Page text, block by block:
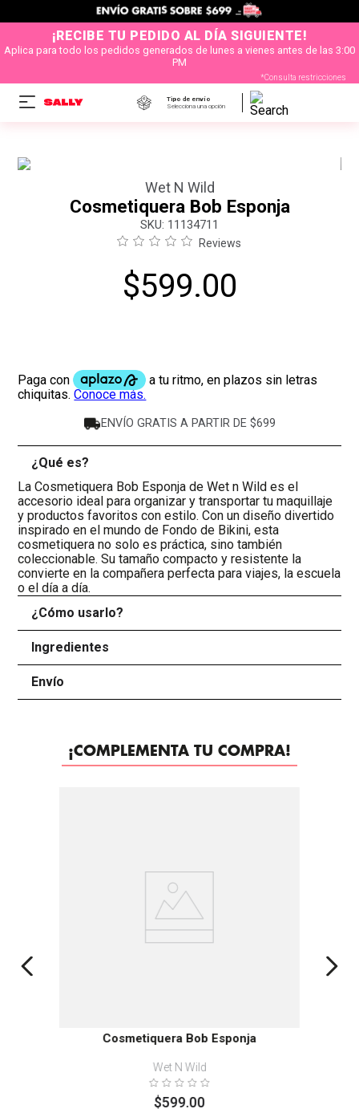
¡RECIBE TU PEDIDO AL DÍA SIGUIENTE!
Aplica para todo los pedidos generados de lunes a vienes antes de las 3:00
PM
*Consulta restricciones
Tipo de envío
Selecciona una opción
Wet N Wild
Cosmetiquera Bob Esponja
: 11134711
Reviews
$599.00
ENVÍO GRATIS A PARTIR DE $699
¿Qué es?
La Cosmetiquera Bob Esponja de Wet n Wild es el
accesorio ideal para organizar y transportar tu maquillaje
y productos favoritos con estilo. Con un diseño divertido
inspirado en el mundo de Fondo de Bikini, esta
cosmetiquera no solo es práctica, sino también
coleccionable. Su tamaño compacto y resistente la
convierte en la compañera perfecta para viajes, la escuela
o el día a día.
¿Cómo usarlo?
Ingredientes
Envío
¡COMPLEMENTA TU COMPRA!
Cosmetiquera Bob Esponja
Wet N Wild
$599.00